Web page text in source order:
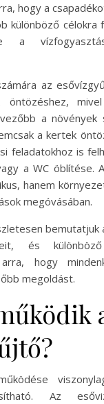
hogy a
különböző célokra
a
az
a növények
a kertek
feladatokhoz is
a WC öblítése.
hanem
megóvásában.
bemutatjuk
és
hogy
megoldást.
Az